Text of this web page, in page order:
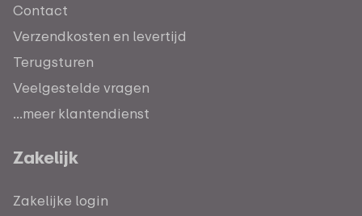
Contact
Verzendkosten en levertijd
Terugsturen
Veelgestelde vragen
...meer klantendienst
Zakelijk
Zakelijke login